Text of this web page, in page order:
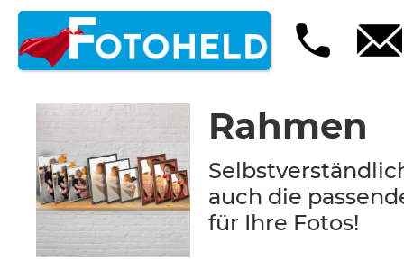
Rahmen
auch die
für Ihre Fotos!